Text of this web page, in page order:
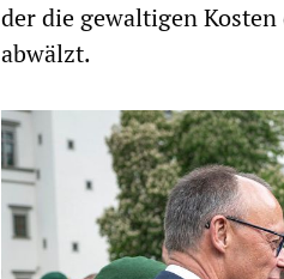
der die gewaltigen
abwälzt.